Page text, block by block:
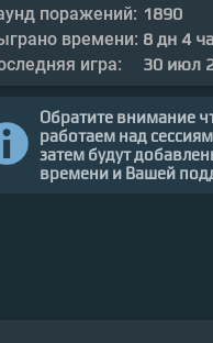
поражений: 1890
времени: 8 дн4
игра:
30 июл
Обратите внимание
работаем над
затем будут
времени и Вашей